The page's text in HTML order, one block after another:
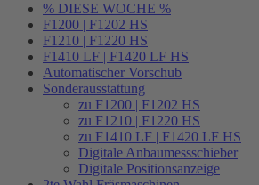
% DIESE WOCHE %
F1200 | F1202 HS
F1210 | F1220 HS
F1410 LF | F1420 LF HS
Automatischer Vorschub
Sonderausstattung
zu F1200 | F1202 HS
zu F1210 | F1220 HS
zu F1410 LF | F1420 LF HS
Digitale Anbaumessschieber
Digitale Positionsanzeige